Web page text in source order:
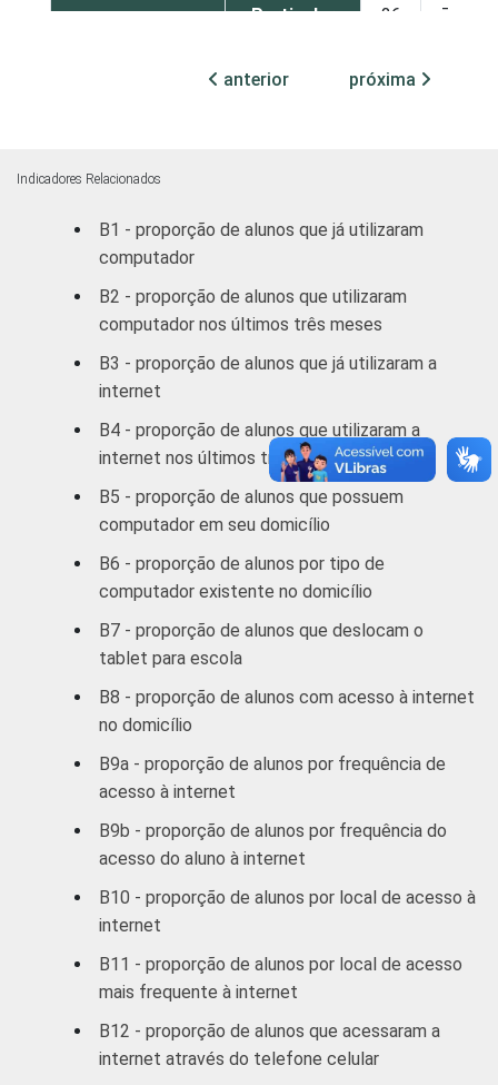
Particular 26 74
4ª série / 5º
ano do
Ensino
22
Base: 420 alunos que possuemTabletem
casa. Dados coletados entre setembro e
dezembro de 2012.
Fonte: NIC.br - set/dez 2012
anterior próxima
Indicadores Relacionados
B1 - proporção de alunos que já utilizaram
computador
B2 - proporção de alunos que utilizaram
computador nos últimos três meses
B3 - proporção de alunos que já utilizaram a
internet
B4 - proporção de alunos que utilizaram a
internet nos últimos três meses
B5 - proporção de alunos que possuem
computador em seu domicílio
B6 - proporção de alunos por tipo de
computador existente no domicílio
B7 - proporção de alunos que deslocam o
tablet para escola
B8 - proporção de alunos com acesso à internet
no domicílio
B9a - proporção de alunos por frequência de
acesso à internet
B9b - proporção de alunos por frequência do
acesso do aluno à internet
B10 - proporção de alunos por local de acesso à
internet
B11 - proporção de alunos por local de acesso
mais frequente à internet
B12 - proporção de alunos que acessaram a
internet através do telefone celular